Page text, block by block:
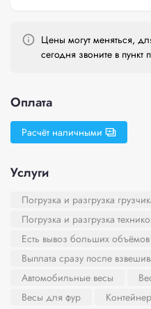
Цены могут меняться,
сегодня звоните в пункт
Оплата
Расчёт наличными
Услуги
Погрузка и разгрузка
Погрузка и разгрузка
Есть вывоз больших объёмов
Выплата сразу после
Автомобильные весы
Весы для фур